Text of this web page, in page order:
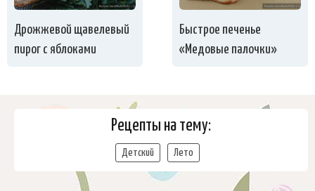
Дрожжевой щавелевый
пирог с яблоками
Быстрое печенье
«Медовые палочки»
Рецепты на тему:
Детский Лето